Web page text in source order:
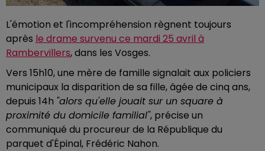
L'émotion et l'incompréhension règnent toujours
après le drame survenu ce mardi 25 avril à
Rambervillers, dans les Vosges.
Vers 15h10, une mère de famille signalait aux policiers
municipaux la disparition de sa fille, âgée de cinq ans,
depuis 14h "alors qu'elle jouait sur un square à
proximité du domicile familial", précise un
communiqué du procureur de la République du
parquet d'Épinal, Frédéric Nahon.